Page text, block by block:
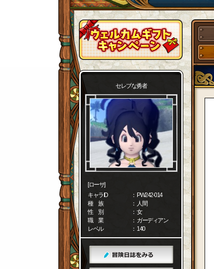
セレブな勇者
[ローサ]
キャラID
： PW242-014
種 族
： 人間
性 別
： 女
職 業
： ガーディアン
レベル
： 140